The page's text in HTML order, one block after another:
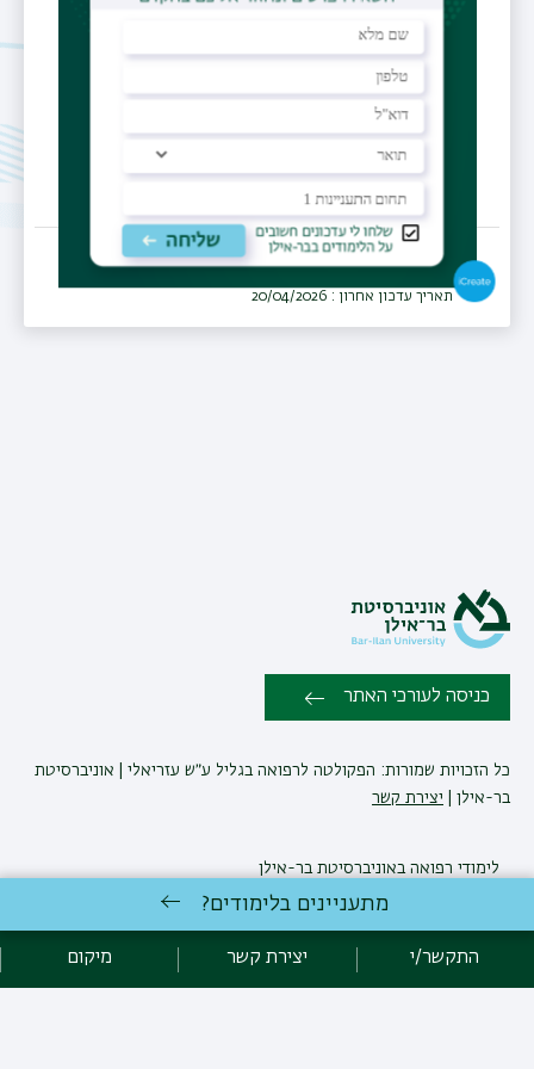
מחלקה
פנימית
תאריך עדכון אחרון : 20/04/2026
כניסה לעורכי האתר
כל הזכויות שמורות: הפקולטה לרפואה בגליל ע״ש עזריאלי | אוניברסיטת
בר-אילן | יצירת קשר
לימודי רפואהבאוניברסיטת בר-אילן
אגף תקשוב, אוניברסיטת בר-אילן
אקדימה בר-אילן
מתעניינים בלימודים?
התקשר/י יצירת קשר מיקום